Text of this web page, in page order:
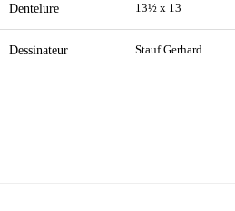
Dentelure 13½ x 13
Dessinateur Stauf Gerhard